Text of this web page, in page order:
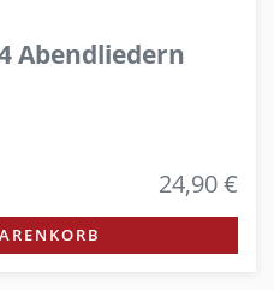
Abendliedern
24,90 €